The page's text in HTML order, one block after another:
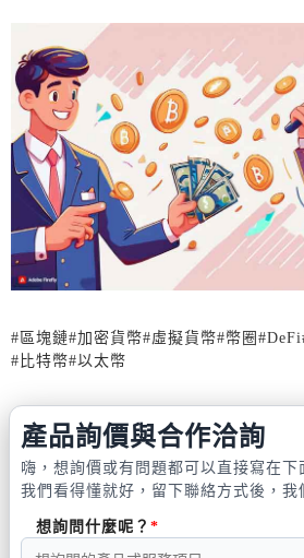
#區塊鏈#加密貨幣#虛擬貨幣#幣圈 #DeFi
#比特幣#以太幣
產品詢價與合作洽詢
嗨，想詢價或有問題都可以直接寫在下
我們看得懂就好，留下聯絡方式後，我
想詢問什麼呢？